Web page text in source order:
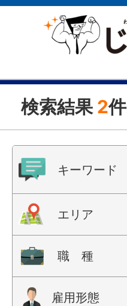
検索結果 2件
キーワード
エリア
職 種
雇用形態